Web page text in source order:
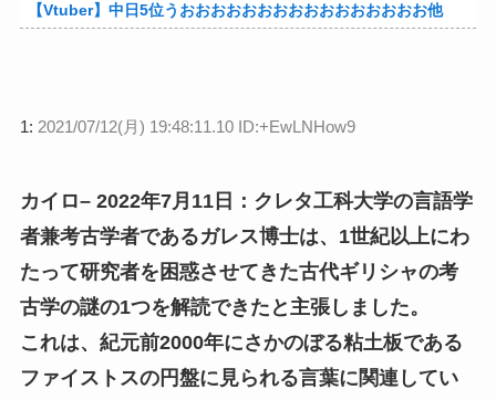
【Vtuber】中日5位うおおおおおおおおおおおおおおおお他
1: 2021/07/12(月) 19:48:11.10 ID:+EwLNHow9
カイロ– 2022年7月11日：クレタ工科大学の言語学
者兼考古学者であるガレス博士は、1世紀以上にわ
たって研究者を困惑させてきた古代ギリシャの考
古学の謎の1つを解読できたと主張しました。
これは、紀元前2000年にさかのぼる粘土板である
ファイストスの円盤に見られる言葉に関連してい